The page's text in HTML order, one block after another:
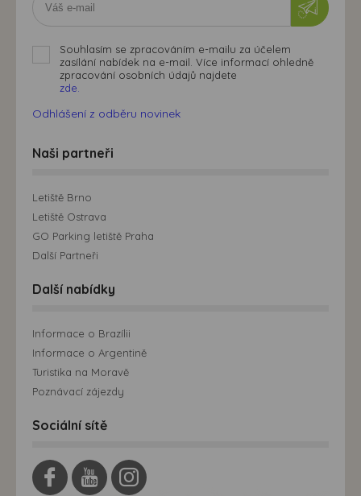
Souhlasím se zpracováním e-mailu za účelem
zasílání nabídek na e-mail. Více informací ohledně
zpracování osobních údajů najdete
zde.
Odhlášení z odběru novinek
Naši partneři
Letiště Brno
Letiště Ostrava
GO Parking letiště Praha
Další Partneři
Další nabídky
Informace o Brazílii
Informace o Argentině
Turistika na Moravě
Poznávací zájezdy
Sociální sítě